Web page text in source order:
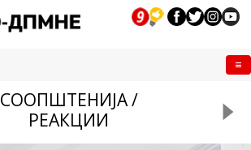
СООПШТЕНИЈА /
РЕАКЦИИ